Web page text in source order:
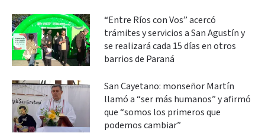
“Entre Ríos con Vos” acercó
trámites y servicios a San Agustín y
se realizará cada 15 días en otros
barrios de Paraná
San Cayetano: monseñor Martín
llamó a “ser más humanos” y afirmó
que “somos los primeros que
podemos cambiar”